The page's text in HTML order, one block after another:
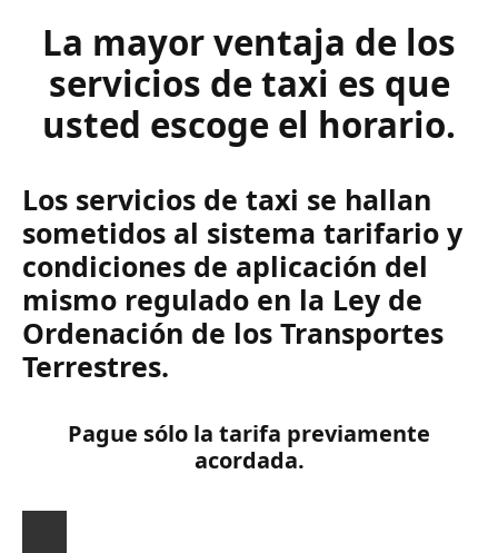
La mayor ventaja de los
servicios de taxi es que
usted escoge el horario.
Los servicios de taxi se hallan
sometidos al sistema tarifario y
condiciones de aplicación del
mismo regulado en la Ley de
Ordenación de los Transportes
Terrestres.
Pague sólo la tarifa previamente
acordada.